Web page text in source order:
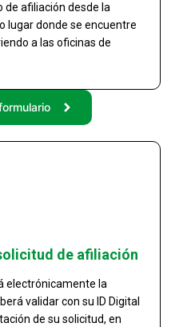
afiliación desde la
lugar donde se encuentre
a las oficinas de
de afiliación
electrónicamente la
validar con su ID Digital
de su solicitud, en